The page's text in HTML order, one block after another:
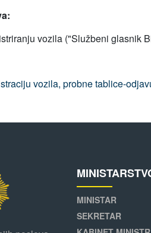
vozila ("Službeni glasnik
vozila, probne tablice-
MINISTAR
SEKRETAR